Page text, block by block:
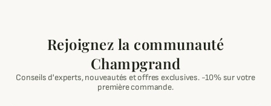
Rejoignez la communauté
Champgrand
Conseils d'experts, nouveautés et offres exclusives. -10% sur votre
première commande.